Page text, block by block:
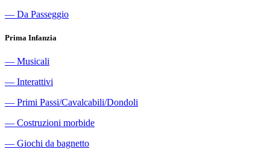
― Da Passeggio
Prima Infanzia
― Musicali
― Interattivi
― Primi Passi/Cavalcabili/Dondoli
― Costruzioni morbide
― Giochi da bagnetto